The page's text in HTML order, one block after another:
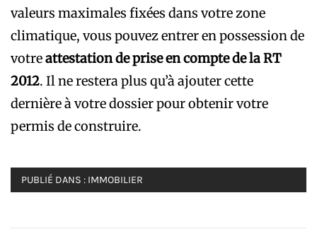
valeurs maximales fixées dans votre zone
climatique, vous pouvez entrer en possession de
votreattestation de prise en compte de la RT
2012. Il ne restera plus qu’à ajouter cette
dernière à votre dossier pour obtenir votre
permis de construire.
PUBLIÉ DANS : IMMOBILIER